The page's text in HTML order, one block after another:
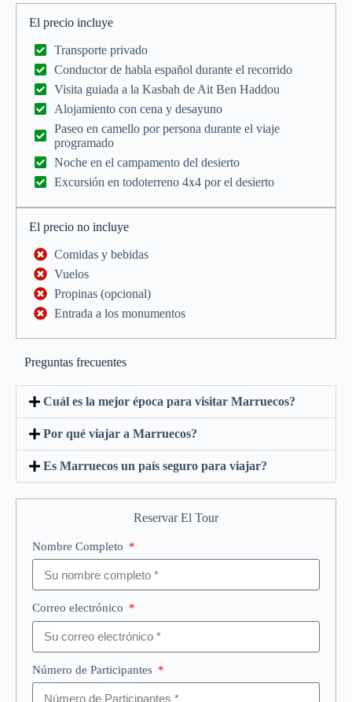
Reservar El Tour
Nombre Completo
Correo electrónico
Número de Participantes
El precio incluye
Transporte privado
Conductor de habla español durante el recorrido
Visita guiada a la Kasbah de Ait Ben Haddou
Alojamiento con cena y desayuno
Paseo en camello por persona durante el viaje
programado
Noche en el campamento del desierto
Excursión en todoterreno 4x4 por el desierto
El precio no incluye
Comidas y bebidas
Vuelos
Propinas (opcional)
Entrada a los monumentos
Preguntas frecuentes
Cuál es la mejor época para visitar Marruecos?
Por qué viajar a Marruecos?
Es Marruecos un país seguro para viajar?